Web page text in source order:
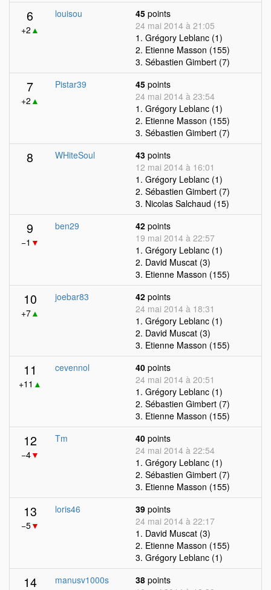
6
+2 ▲
louisou 45 points
24 mai 2014 à 21:05
1. Grégory Leblanc (1)
2. Etienne Masson (155)
3. Sébastien Gimbert (7)
7
+2 ▲
Pistar39 45 points
24 mai 2014 à 23:54
1. Grégory Leblanc (1)
2. Etienne Masson (155)
3. Sébastien Gimbert (7)
8 WHiteSoul 43 points
12 mai 2014 à 16:01
1. Grégory Leblanc (1)
2. Sébastien Gimbert (7)
3. Nicolas Salchaud (15)
9
−1 ▼
ben29 42 points
19 mai 2014 à 22:57
1. Grégory Leblanc (1)
2. David Muscat (3)
3. Etienne Masson (155)
10
+7▲
joebar83 42 points
24 mai 2014 à 18:31
1. Grégory Leblanc (1)
2. David Muscat (3)
3. Etienne Masson (155)
11
+11 ▲
cevennol 40 points
24 mai 2014 à 20:51
1. Grégory Leblanc (1)
2. Sébastien Gimbert (7)
3. Etienne Masson (155)
12
−4▼
Tm 40 points
24 mai 2014 à 22:54
1. Grégory Leblanc (1)
2. Sébastien Gimbert (7)
3. Etienne Masson (155)
13
−5▼
loris46 39 points
24 mai 2014 à 22:17
1. David Muscat (3)
2. Etienne Masson (155)
3. Grégory Leblanc (1)
14 manusv1000s 38 points